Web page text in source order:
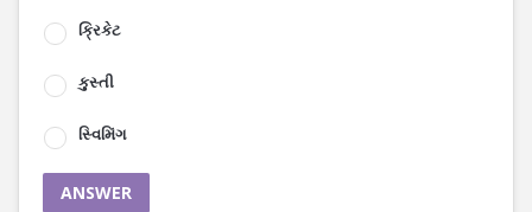
ક્રિકેટ
કુસ્તી
સ્વિમિંગ
ANSWER